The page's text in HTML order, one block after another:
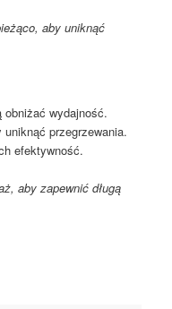
aby uniknąć
obniżać wydajność.
przegrzewania.
efektywność.
aby zapewnić długą